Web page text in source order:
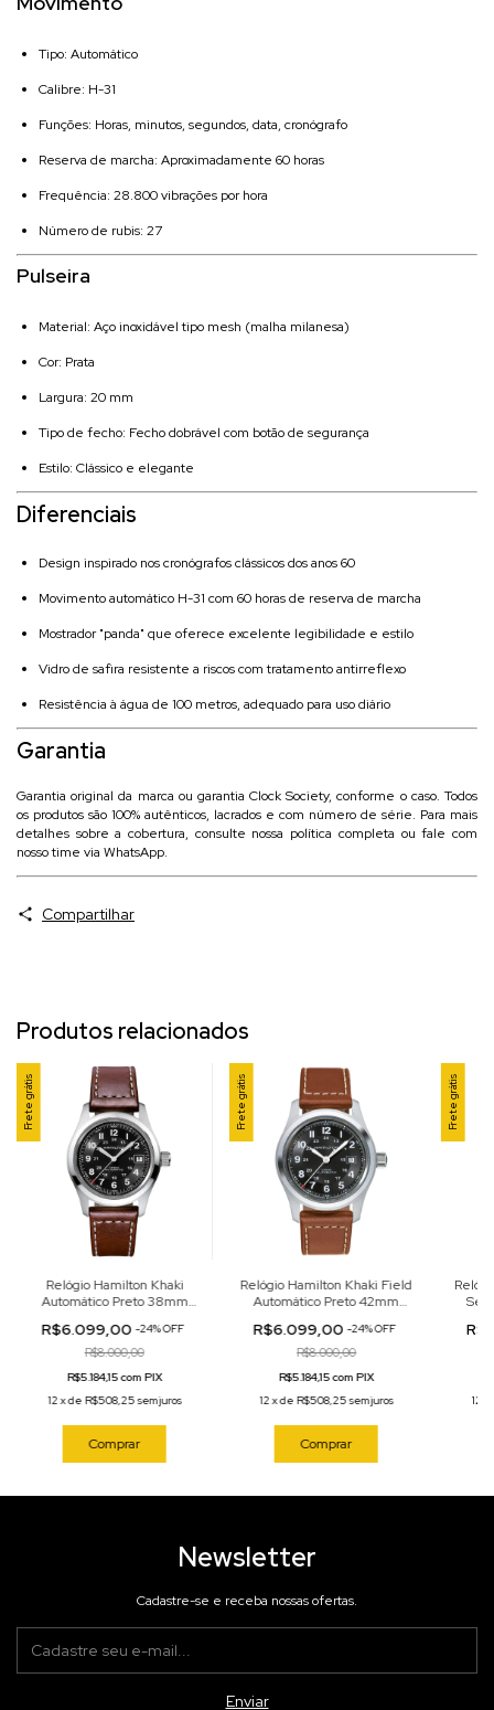
Tipo: Automático
Calibre: H-31
Funções: Horas, minutos, segundos, data, cronógrafo
Reserva de marcha: Aproximadamente 60 horas
Frequência: 28.800 vibrações por hora
Número de rubis: 27
Pulseira
Material: Aço inoxidável tipo mesh (malha milanesa)
Cor: Prata
Largura: 20 mm
Tipo de fecho: Fecho dobrável com botão de segurança
Estilo: Clássico e elegante
Diferenciais
Design inspirado nos cronógrafos clássicos dos anos 60
Movimento automático H-31 com 60 horas de reserva de marcha
Mostrador "panda" que oferece excelente legibilidade e estilo
Vidro de safira resistente a riscos com tratamento antirreflexo
Resistência à água de 100 metros, adequado para uso diário
Garantia
Garantia original da marca ou garantia Clock Society, conforme o caso. Todos
os produtos são 100% autênticos, lacrados e com número de série. Para mais
detalhes sobre a cobertura, consulte nossa política completa ou fale com
nosso time via WhatsApp.
Compartilhar
Produtos relacionados
Frete grátis
Relógio Hamilton Khaki
Automático Preto 38mm
R$6.099,00-24%OFF
R$8.000,00
R$5.184,15 com PIX
12xde R$508,25sem juros
Comprar
Frete grátis
Relógio Hamilton Khaki Field
Automático Preto 42mm
R$6.099,00-24%OFF
R$8.000,00
R$5.184,15 com PIX
12 xde R$508,25 sem juros
Comprar
Frete grátis
12
Newsletter
Cadastre-se e receba nossas ofertas.